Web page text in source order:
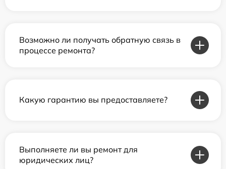
Возможно ли получать обратную связь в
процессе ремонта?
Какую гарантию вы предоставляете?
Выполняете ли вы ремонт для
юридических лиц?